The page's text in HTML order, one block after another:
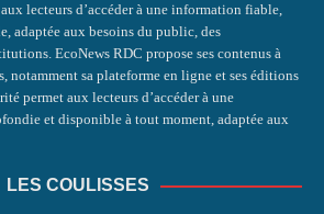
lecteurs d’accéder à une information fiable,
adaptée aux besoins du public, des
EcoNews RDC propose ses contenus à
notamment sa plateforme en ligne et ses éditions
permet aux lecteurs d’accéder à une
et disponible à tout moment, adaptée aux
LES COULISSES